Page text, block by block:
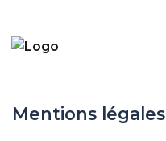
Mentions légales